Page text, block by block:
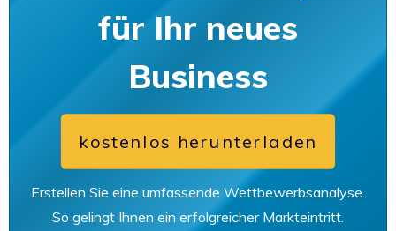
für Ihr neues
Business
kostenlos herunterladen
Erstellen Sie eine umfassende Wettbewerbsanalyse.
So gelingt Ihnen ein erfolgreicher Markteintritt.